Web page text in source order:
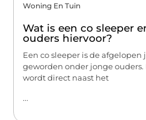
Woning En Tuin
Wat is een co sleeper
ouders hiervoor?
Een co sleeper is de
geworden onder jonge
wordt direct naast het
...